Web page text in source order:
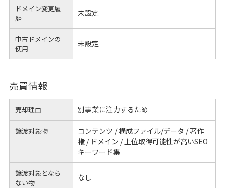
ドメイン変更履
歴
未設定
中古ドメインの
使用
未設定
売買情報
売却理由 別事業に注力するため
譲渡対象物
コンテンツ / 構成ファイル/データ / 著作
権 / ドメイン / 上位取得可能性が高いSEO
キーワード集
譲渡対象となら
ない物
なし